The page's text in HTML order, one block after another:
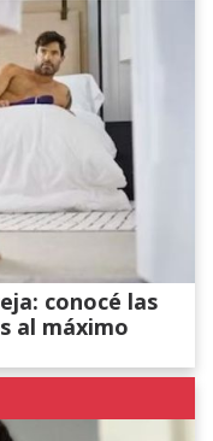
conocé las
al máximo